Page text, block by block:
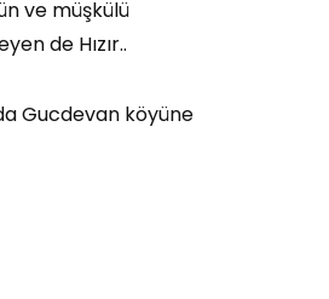
ve müşkülü
de Hızır..
Gucdevan köyüne